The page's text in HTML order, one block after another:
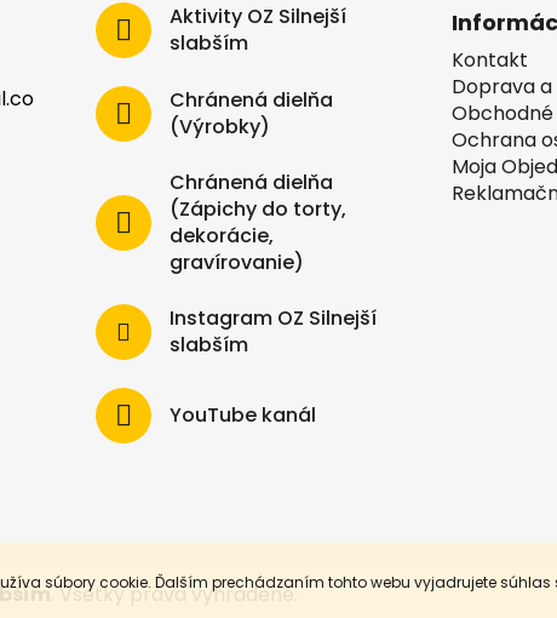
súbory cookie. Ďalším prechádzaním tohto webu vyjadrujete
Aktivity OZ Silnejší
slabším
Chránená dielňa
(Výrobky)
Chránená dielňa
(Zápichy do torty,
dekorácie,
gravírovanie)
Instagram OZ Silnejší
slabším
YouTube kanál
Kontakt
Doprava
Ochrana
Moja
. Všetky práva vyhradené.